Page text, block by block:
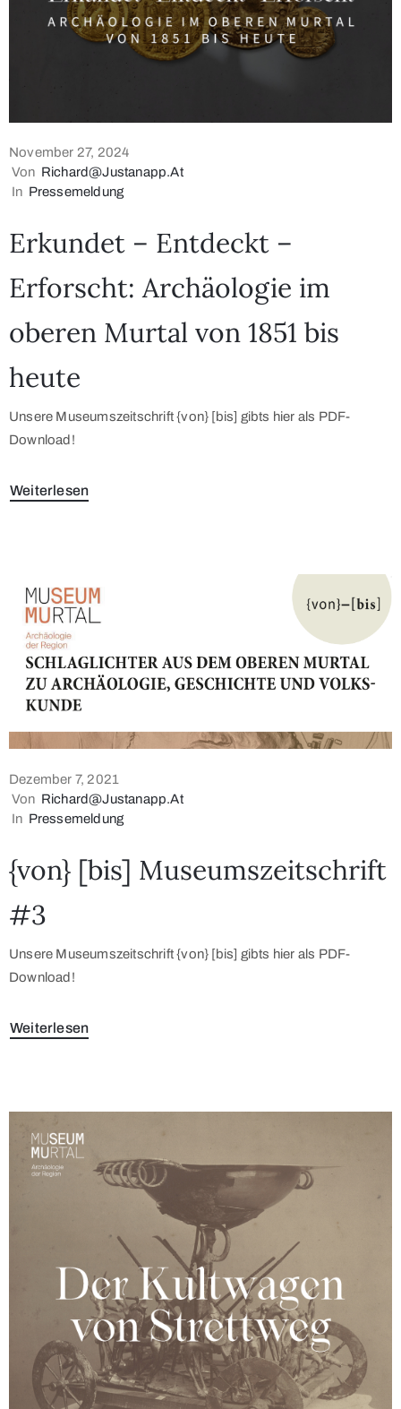
November 27, 2024
Von Richard@justanapp.at
In Pressemeldung
Erkundet – Entdeckt –
Erforscht: Archäologie im
oberen Murtal von 1851 bis
heute
Unsere Museumszeitschrift {von} [bis] gibts hier als PDF-
Download!
Weiterlesen
Dezember 7, 2021
Von Richard@justanapp.at
In Pressemeldung
{von} [bis] Museumszeitschrift
#3
Unsere Museumszeitschrift {von} [bis] gibts hier als PDF-
Download!
Weiterlesen